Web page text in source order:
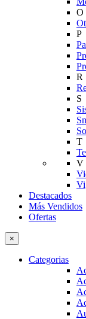
O
P
R
S
T
V
Destacados
Más Vendidos
Ofertas
×
Categorias